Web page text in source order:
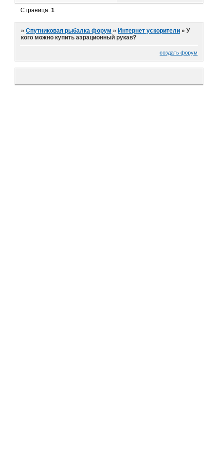
Страница:1
»Спутниковая рыбалка форум » Интернет ускорители »У
кого можно купить аэрационный рукав?
создать форум